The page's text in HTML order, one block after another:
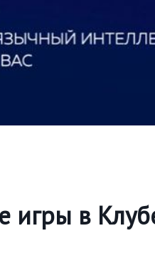
игры в